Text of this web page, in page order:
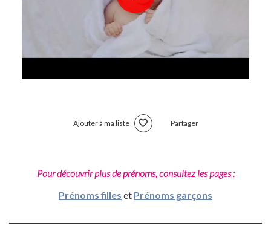
Ajouter à ma liste Partager
Pour découvrir plus de prénoms, consultez les pages :
Prénoms filles et Prénoms garçons